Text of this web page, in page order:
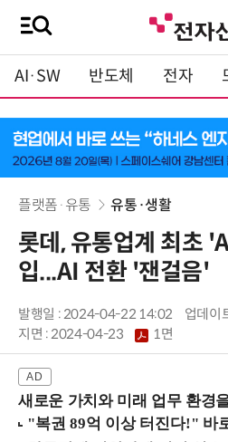
AI·SW 반도체 전자
플랫폼·유통 유통·생활
롯데, 유통업계 최초
입...AI 전환 '잰걸음'
발행일 : 2024-04-22 14:02
업데이
지면 :2024-04-23 1면
새로운 가치와 미래 업무 환경을 조망하는 AI Smart